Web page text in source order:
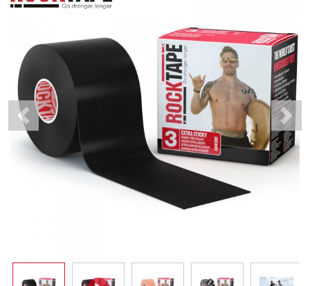
Previous Next